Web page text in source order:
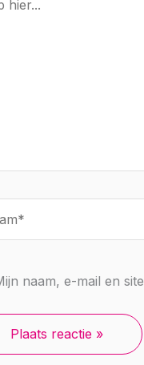
naam, e-mail en